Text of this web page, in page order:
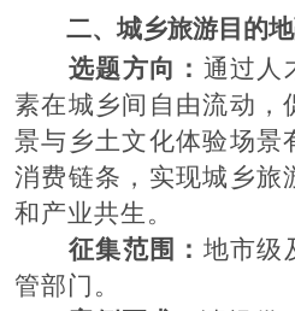
二、城乡旅游目的
选题方向： 通过人
素在城乡间自由流动，
景与乡土文化体验场景
消费链条，实现城乡旅
和产业共生。
征集范围： 地市级
管部门 。